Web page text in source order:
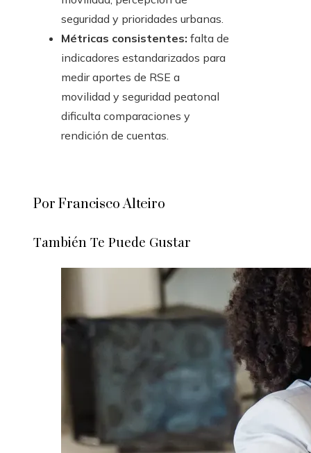
seguridad y prioridades urbanas.
Métricas consistentes: falta de
indicadores estandarizados para
medir aportes de RSE a
movilidad y seguridad peatonal
dificulta comparaciones y
rendición de cuentas.
Por Francisco Alteiro
También Te Puede Gustar